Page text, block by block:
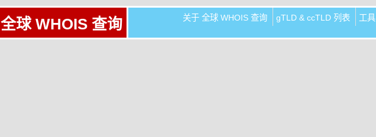
全球 WHOIS 查询 关于 全球 WHOIS 查询 gTLD & ccTLD 列表 工具